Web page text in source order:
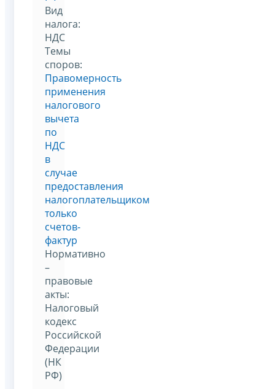
Вид
налога:
НДС
Темы
споров:
Правомерность
применения
налогового
вычета
по
НДС
в
случае
предоставления
налогоплательщиком
только
счетов-
фактур
Нормативно
–
правовые
акты:
Налоговый
кодекс
Российской
Федерации
(НК
РФ)